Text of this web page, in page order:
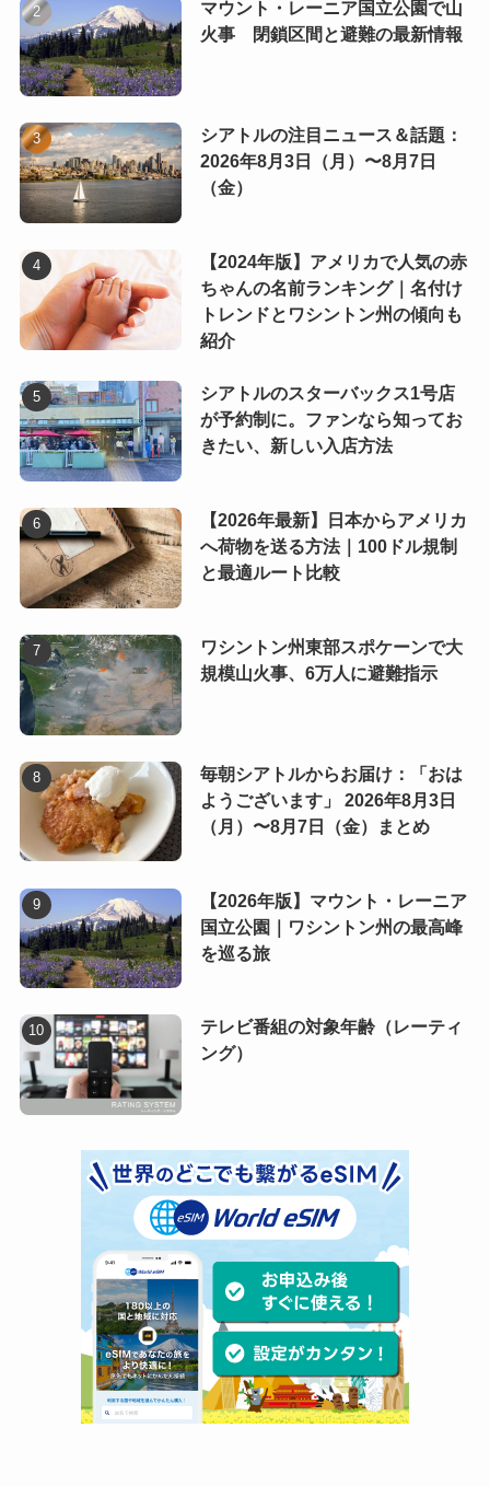
マウント・レーニア国立公園で山
火事 閉鎖区間と避難の最新情報
シアトルの注目ニュース＆話題：
2026年8月3日（月）〜8月7日
（金）
【2024年版】アメリカで人気の赤
ちゃんの名前ランキング｜名付け
トレンドとワシントン州の傾向も
紹介
シアトルのスターバックス1号店
が予約制に。ファンなら知ってお
きたい、新しい入店方法
【2026年最新】日本からアメリカ
へ荷物を送る方法｜100ドル規制
と最適ルート比較
ワシントン州東部スポケーンで大
規模山火事、6万人に避難指示
毎朝シアトルからお届け：「おは
ようございます」 2026年8月3日
（月）〜8月7日（金）まとめ
【2026年版】マウント・レーニア
国立公園｜ワシントン州の最高峰
を巡る旅
テレビ番組の対象年齢（レーティ
ング）